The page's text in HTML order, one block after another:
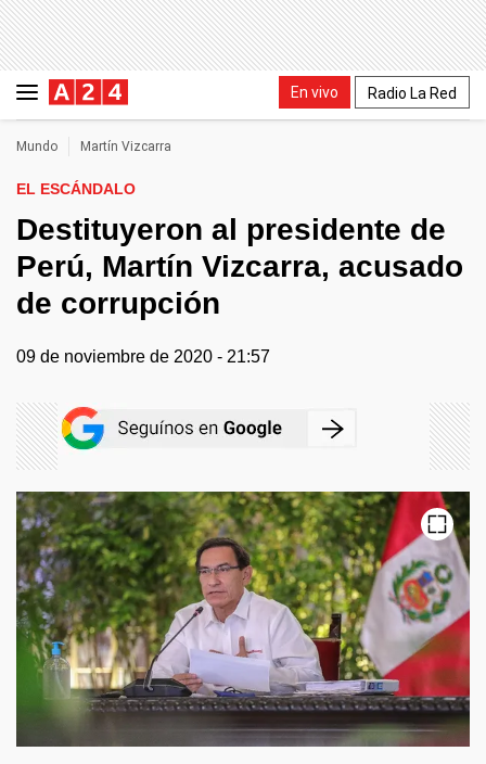
En vivo Radio La Red
Mundo Martín Vizcarra
EL ESCÁNDALO
Destituyeron al presidente de
Perú, Martín Vizcarra, acusado
de corrupción
09 de noviembre de 2020 - 21:57